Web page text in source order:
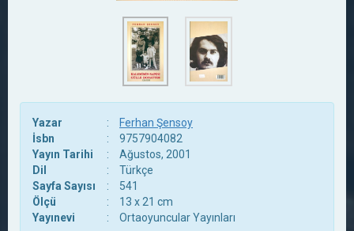
Yazar :
Ferhan Şensoy
İsbn
:
9757904082
Yayın Tarihi
:
Ağustos, 2001
Dil
:
Türkçe
Sayfa Sayısı
:
541
Ölçü
:
13 x 21 cm
Yayınevi
: Ortaoyuncular Yayınları